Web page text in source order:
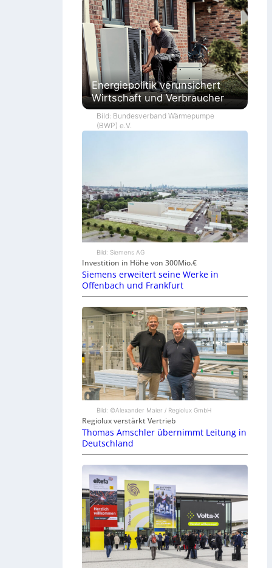
Energiepolitik verunsichert
Wirtschaft und Verbraucher
Bild: Bundesverband Wärmepumpe
(BWP) e.V.
Bild: Siemens AG
Investition in Höhe von 300Mio.€
Siemens erweitert seine Werke in
Offenbach und Frankfurt
Bild: ©Alexander Maier / Regiolux GmbH
Regiolux verstärkt Vertrieb
Thomas Amschler übernimmt Leitung in
Deutschland